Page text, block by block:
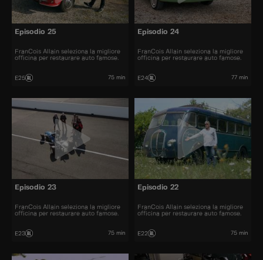
Episodio 25
FranCois Allain seleziona la migliore
officina per restaurare auto famose.
E25 75 min
Episodio 24
FranCois Allain seleziona la migliore
officina per restaurare auto famose.
E24 77 min
Episodio 23
FranCois Allain seleziona la migliore
officina per restaurare auto famose.
E23 75 min
Episodio 22
FranCois Allain seleziona la migliore
officina per restaurare auto famose.
E22 75 min